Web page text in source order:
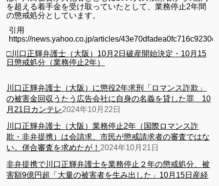
を超える着手金を受け取っていたとして、業務停止2年間
の懲戒処分としています。
引用
https://news.yahoo.co.jp/articles/
□川口正輝弁護士（大阪）10月2日破産開始決定・10月15
日懲戒処分（業務停止2年）
川口正輝弁護士（大阪）に懲役2年求刑「ロマンス詐欺」
の被害金回収うたう広告会社に自身の名義を貸した罪 10
月21日カンテレ2024年10月22日
川口正輝弁護士（大阪）業務停止2年（国際ロマンス詐
欺・非弁提携）は会請求、市民が懲戒請求者の審査ではな
い。併合審査を求めたが！ 2024年10月21日
非弁提携で川口正輝弁護士を業務停止２年の懲戒処分、被
害額9億円超「大量の被害者を生み出した」10月15日産経